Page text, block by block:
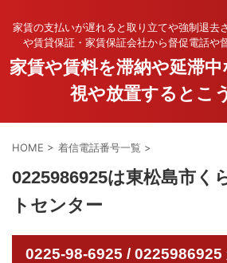
家賃の支払いが遅れると取り立てや強制退去
や賃貸保証・家賃保証会社から督促電話や
家賃や賃料を滞納や延滞
視や放置するとこ
HOME > 着信電話番号一覧 >
0225986925は東松島市く
トセンター
0225-98-6925 / 0225986925